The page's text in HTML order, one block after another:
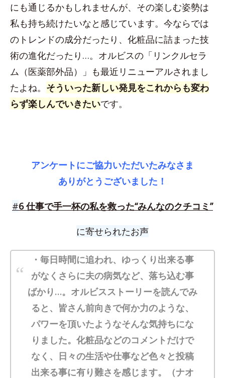
にも通じるかもしれませんが、その楽しむ姿勢は
私も持ち続けたいなと感じています。今ならでは
のトレンドの成分だったり、化粧品に詰まった技
術の進化だったり…。オルビスの「リンクルセラ
ム（医薬部外品）」も最近リニューアルされまし
たよね。 そういった新しい発見をこれからも変わ
らず楽しんでいきたいです。
アンケートにご協力いただいたみなさま
ありがとうございました！
#6 仕事で手一杯の私を救った“みんなのクチコミ”
に寄せられたお声
・毎日時間に追われ、ゆっくり出来る事
がなくさらに夫の病気など、落ち込む事
ばかり…。オルビスストーリーを読んでみ
ると、皆さん前向きで何か力のような、
パワーを頂いたようなそんな気持ちにな
りました。化粧品などのコメントだけで
なく、日々の生活や仕事など色々と投稿
出来る事に有り難さを感じます。（ナオ